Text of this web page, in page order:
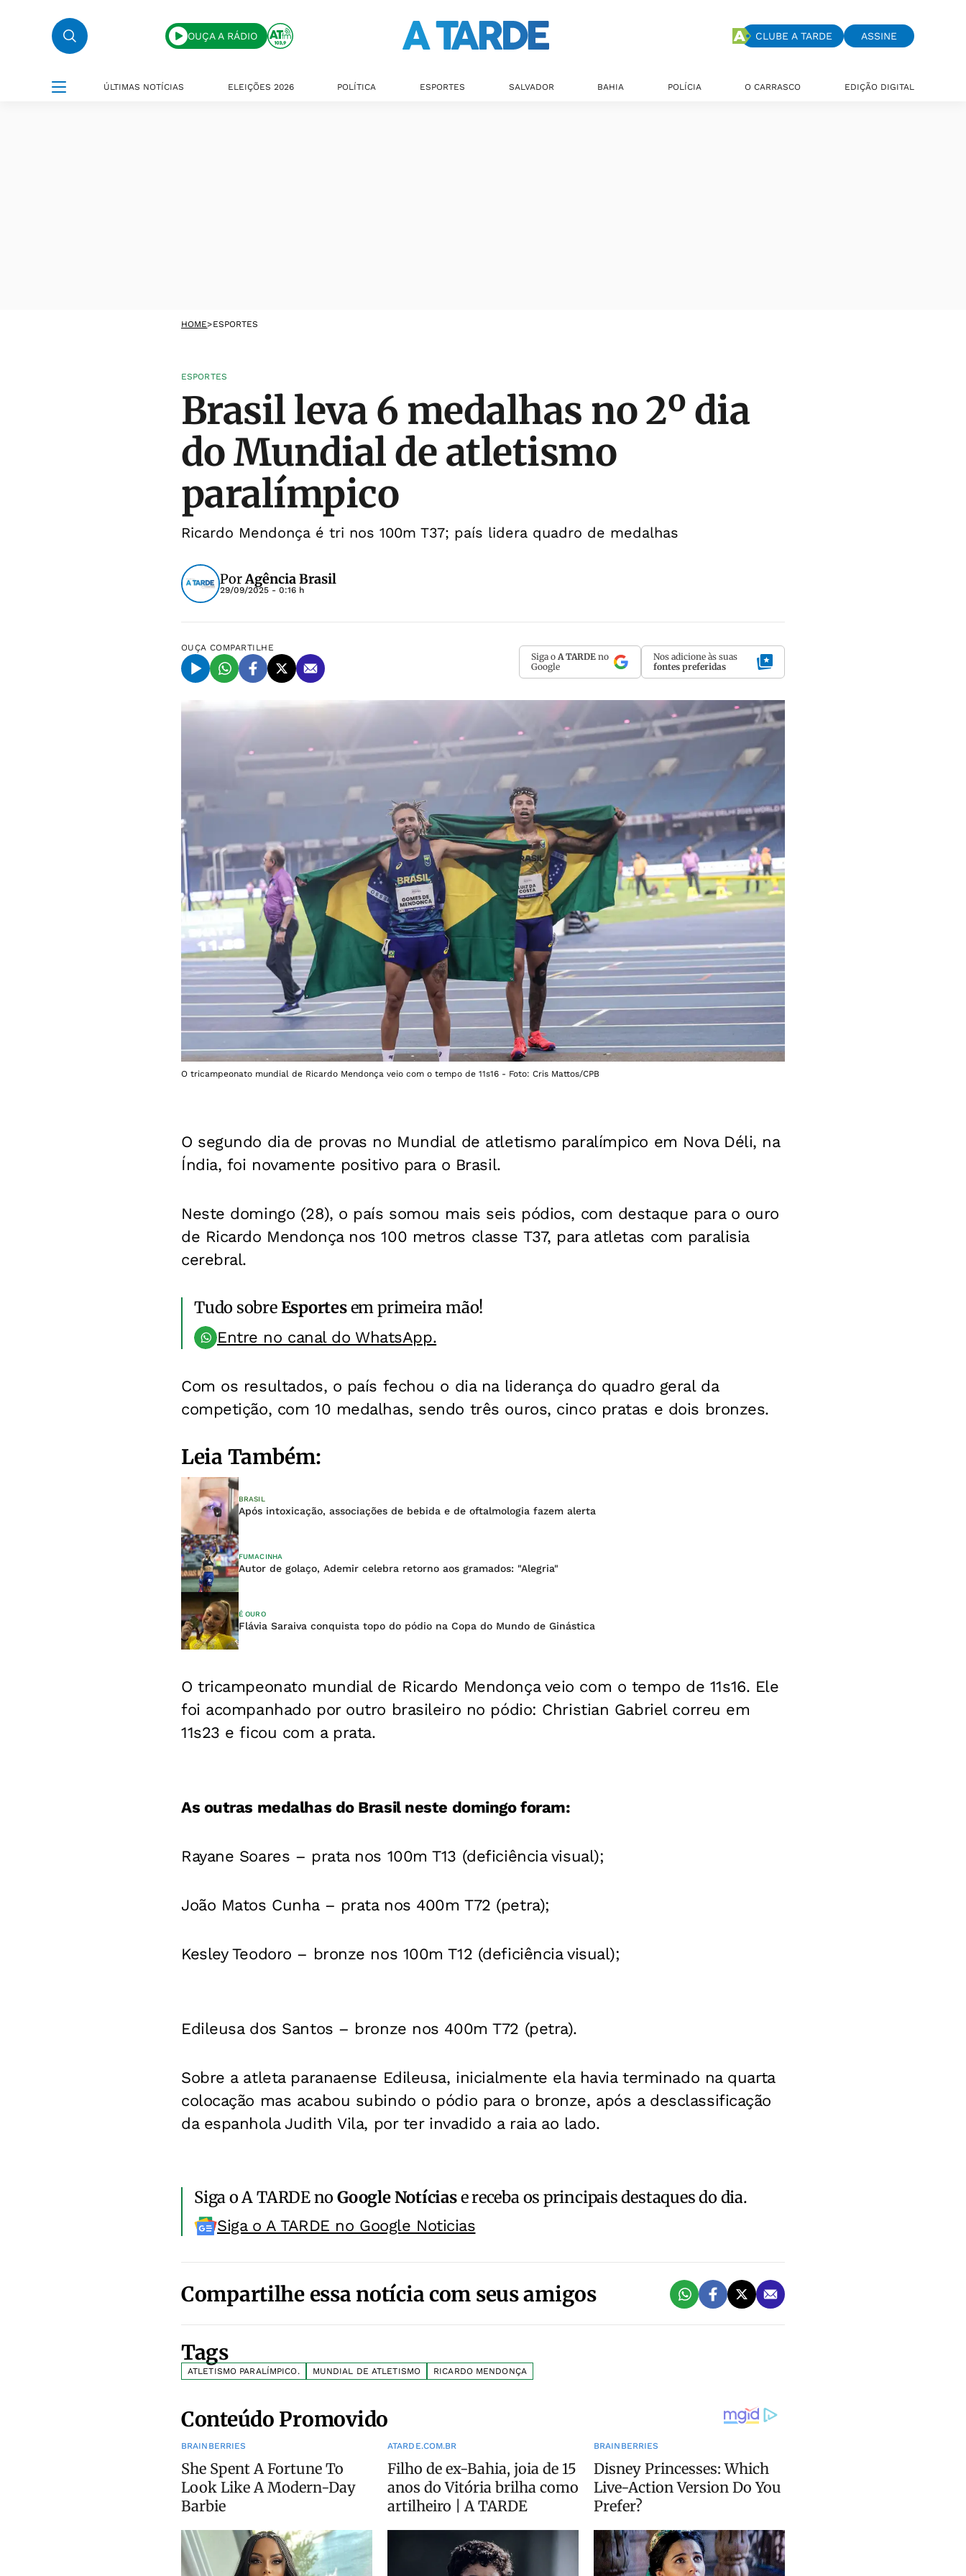
OUÇA A RÁDIO CLUBE A TARDE ASSINE
ÚLTIMAS NOTÍCIAS ELEIÇÕES 2026 POLÍTICA ESPORTES SALVADOR BAHIA POLÍCIA O CARRASCO EDIÇÃO DIGITAL
HOME>ESPORTES
ESPORTES
Brasil leva 6 medalhas no 2º dia
do Mundial de atletismo
paralímpico
Ricardo Mendonça é tri nos 100m T37; país lidera quadro de medalhas
PorAgência Brasil
29/09/2025 - 0:16 h
OUÇA COMPARTILHE
Siga o A TARDE no
Google
Nos adicione às suas
fontes preferidas
O tricampeonato mundial de Ricardo Mendonça veio com o tempo de 11s16 - Foto: Cris Mattos/CPB
O segundo dia de provas no Mundial de atletismo paralímpico em Nova Déli, na
Índia, foi novamente positivo para o Brasil.
Neste domingo (28), o país somou mais seis pódios, com destaque para o ouro
de Ricardo Mendonça nos 100 metros classe T37, para atletas com paralisia
cerebral.
Tudo sobreEsportesem primeira mão!
Entre no canal do WhatsApp.
Com os resultados, o país fechou o dia na liderança do quadro geral da
competição, com 10 medalhas, sendo três ouros, cinco pratas e dois bronzes.
Leia Também:
BRASIL
Após intoxicação, associações de bebida e de oftalmologia fazem alerta
FUMACINHA
Autor de golaço, Ademir celebra retorno aos gramados: "Alegria"
É OURO
Flávia Saraiva conquista topo do pódio na Copa do Mundo de Ginástica
O tricampeonato mundial de Ricardo Mendonça veio com o tempo de 11s16. Ele
foi acompanhado por outro brasileiro no pódio: Christian Gabriel correu em
11s23 e ficou com a prata.
As outras medalhas do Brasil neste domingo foram:
Rayane Soares – prata nos 100m T13 (deficiência visual);
João Matos Cunha – prata nos 400m T72 (petra);
Kesley Teodoro – bronze nos 100m T12 (deficiência visual);
Edileusa dos Santos – bronze nos 400m T72 (petra).
Sobre a atleta paranaense Edileusa, inicialmente ela havia terminado na quarta
colocação mas acabou subindo o pódio para o bronze, após a desclassificação
da espanhola Judith Vila, por ter invadido a raia ao lado.
Siga o A TARDE noGoogle Notíciase receba os principais destaques do dia.
Siga o A TARDE no Google Noticias
Compartilhe essa notícia com seus amigos
Tags
ATLETISMO PARALÍMPICO. MUNDIAL DE ATLETISMO RICARDO MENDONÇA